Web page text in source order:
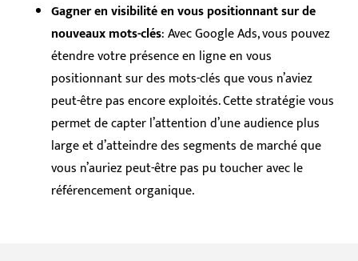
Gagner en visibilité en vous positionnant sur de
nouveaux mots-clés: Avec Google Ads, vous pouvez
étendre votre présence en ligne en vous
positionnant sur des mots-clés que vous n’aviez
peut-être pas encore exploités. Cette stratégie vous
permet de capter l’attention d’une audience plus
large et d’atteindre des segments de marché que
vous n’auriez peut-être pas pu toucher avec le
référencement organique.